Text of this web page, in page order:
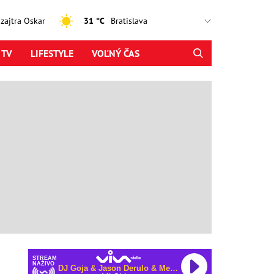
Oskar 31 °C
LIFESTYLE VOĽNÝ ČAS
STREAM
NAŽIVO
DJ Goja & Jason Derulo & Melody